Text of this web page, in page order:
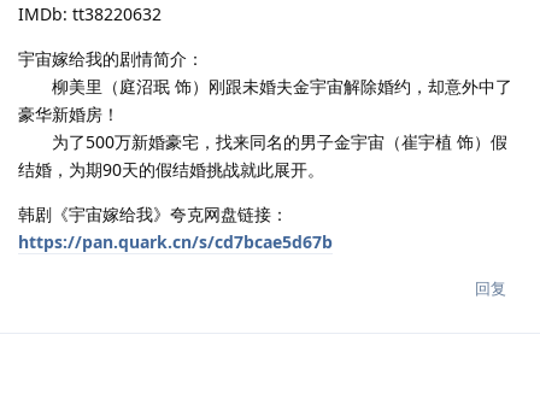
IMDb: tt38220632
宇宙嫁给我的剧情简介：
柳美里（庭沼珉 饰）刚跟未婚夫金宇宙解除婚约，却意外中了
豪华新婚房！
为了500万新婚豪宅，找来同名的男子金宇宙（崔宇植 饰）假
结婚，为期90天的假结婚挑战就此展开。
韩剧《宇宙嫁给我》夸克网盘链接：
https://pan.quark.cn/s/cd7bcae5d67b
回复